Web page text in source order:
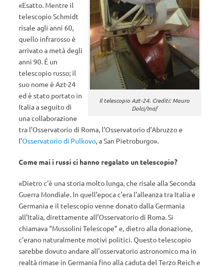
Il telescopio Azt-24. Crediti: Mauro
Dolci/Inaf
«Esatto. Mentre il
telescopio Schmidt
risale agli anni 60,
quello infrarosso è
arrivato a metà degli
anni 90. È un
telescopio russo; il
suo nome è Azt-24
ed è stato portato in
Italia a seguito di
una collaborazione
tra l’Osservatorio di Roma, l’Osservatorio d’Abruzzo e
l’Osservatorio di Pulkovo, a San Pietroburgo».
Come mai i russi ci hanno regalato un telescopio?
«Dietro c’è una storia molto lunga, che risale alla Seconda
Guerra Mondiale. In quell’epoca c’era l’alleanza tra Italia e
Germania e il telescopio venne donato dalla Germania
all’Italia, direttamente all’Osservatorio di Roma. Si
chiamava “Mussolini Telescope” e, dietro alla donazione,
c’erano naturalmente motivi politici. Questo telescopio
sarebbe dovuto andare all’osservatorio astronomico ma in
realtà rimase in Germania fino alla caduta del Terzo Reich e